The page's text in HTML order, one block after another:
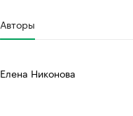
Авторы
Елена Никонова